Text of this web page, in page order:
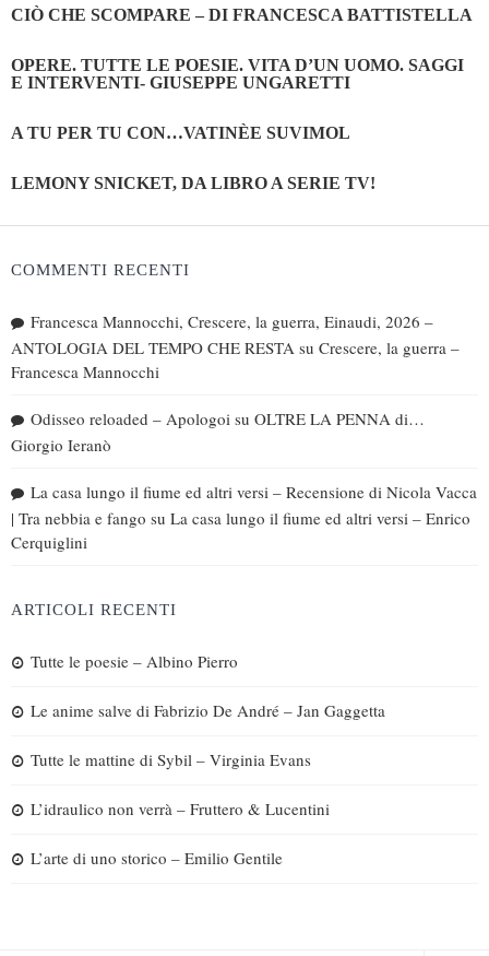
CIÒ CHE SCOMPARE – DI FRANCESCA BATTISTELLA
OPERE. TUTTE LE POESIE. VITA D’UN UOMO. SAGGI
E INTERVENTI- GIUSEPPE UNGARETTI
A TU PER TU CON…VATINÈE SUVIMOL
LEMONY SNICKET, DA LIBRO A SERIE TV!
COMMENTI RECENTI
Francesca Mannocchi, Crescere, la guerra, Einaudi, 2026 –
ANTOLOGIA DEL TEMPO CHE RESTA su Crescere, la guerra –
Francesca Mannocchi
Odisseo reloaded – Apologoi su OLTRE LA PENNA di…
Giorgio Ieranò
La casa lungo il fiume ed altri versi – Recensione di Nicola Vacca
| Tra nebbia e fango su La casa lungo il fiume ed altri versi – Enrico
Cerquiglini
ARTICOLI RECENTI
Tutte le poesie – Albino Pierro
Le anime salve di Fabrizio De André – Jan Gaggetta
Tutte le mattine di Sybil – Virginia Evans
L’idraulico non verrà – Fruttero & Lucentini
L’arte di uno storico – Emilio Gentile